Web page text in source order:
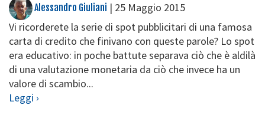
Alessandro Giuliani | 25 Maggio 2015
Vi ricorderete la serie di spot pubblicitari di una famosa
carta di credito che finivano con queste parole? Lo spot
era educativo: in poche battute separava ciò che è aldilà
di una valutazione monetaria da ciò che invece ha un
valore di scambio...
Leggi ›